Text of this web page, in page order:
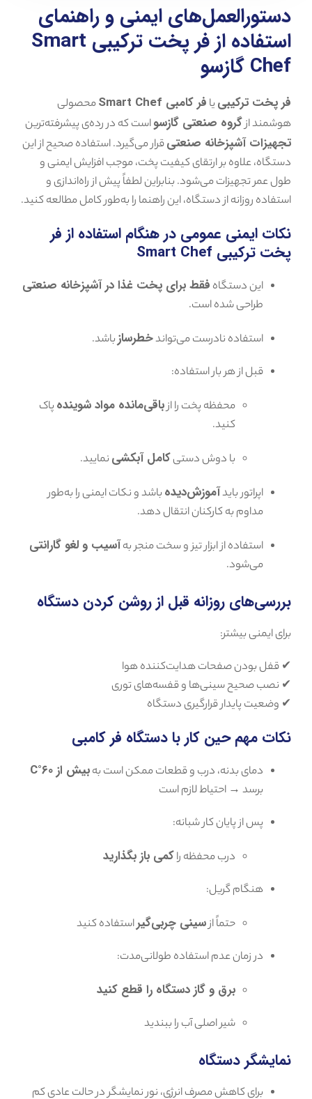
دستورالعمل‌های ایمنی و راهنمای
استفاده از
فر پخت ترکیبی Smart
Chef گازسو
فر پخت ترکیبی یا فر کامبی Smart Chef
محصولی
هوشمند ازگروه صنعتی گازسواست که در رده‌ی پیشرفته‌ترین
تجهیزات آشپزخانه صنعتیقرار می‌گیرد. استفاده صحیح از این
دستگاه، علاوه بر ارتقای کیفیت پخت، موجب افزایش ایمنی و
طول عمر تجهیزات می‌شود. بنابراین لطفاً پیش از راه‌اندازی و
استفاده روزانه از دستگاه، این راهنما را به‌طور کامل مطالعه کنید.
نکات ایمنی عمومی در هنگام استفاده از فر
پخت ترکیبی Smart Chef
این دستگاه فقط برای پخت غذا در آشپزخانه صنعتی
طراحی شده است.
استفاده نادرست می‌تواندخطرسازباشد.
قبل از هر بار استفاده:
محفظه پخت را ازباقی‌مانده مواد شوینده پاک
کنید.
با دوش دستیکامل آبکشی نمایید.
اپراتور بایدآموزش‌دیده باشد و نکات ایمنی را به‌طور
مداوم به کارکنان انتقال دهد.
استفاده از ابزار تیز و سخت منجر بهآسیب و لغو گارانتی
می‌شود.
بررسی‌های روزانه قبل از روشن کردن دستگاه
برای ایمنی بیشتر:
✔ قفل بودن صفحات هدایت‌کننده هوا
✔ نصب صحیح سینی‌ها و قفسه‌های توری
✔ وضعیت پایدار قرارگیری دستگاه
نکات مهم حین کار با دستگاه فر کامبی
دمای بدنه، درب و قطعات ممکن است بهبیش از ۶۰°C
برسد → احتیاط لازم است
پس از پایان کار شبانه:
درب محفظه راکمی باز بگذارید
هنگام گریل:
حتماً ازسینی چربی‌گیراستفاده کنید
در زمان عدم استفاده طولانی‌مدت:
برق و گاز دستگاه را قطع کنید
شیر اصلی آب را ببندید
نمایشگر دستگاه
برای کاهش مصرف انرژی، نور نمایشگر در حالت عادی کم